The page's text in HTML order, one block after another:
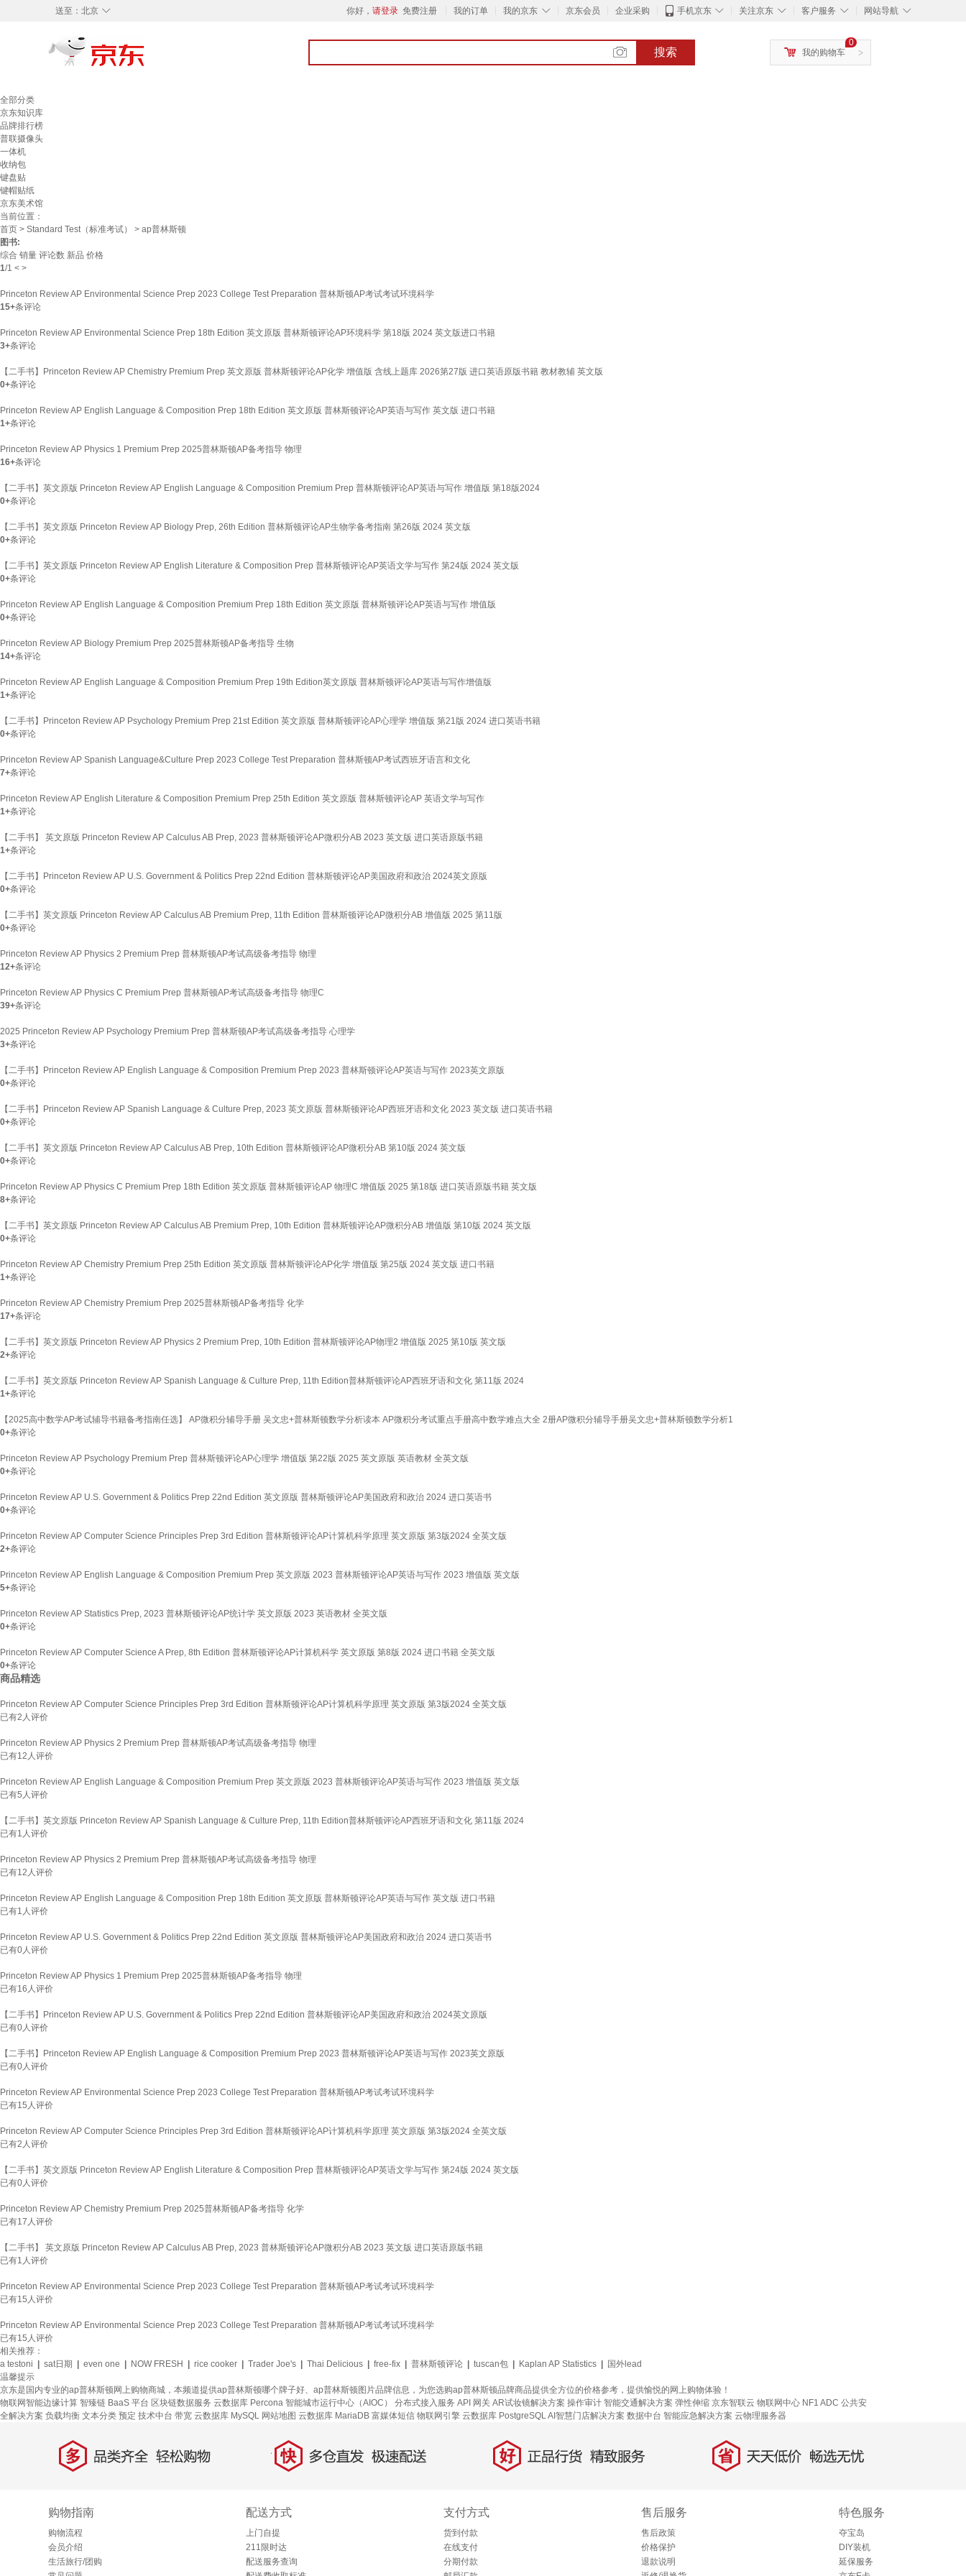
◇
送至： 北京 你好， 请登录 免费注册 我的订单 ◇
我的京东 京东会员 企业采购 ◇
手机京东 ◇
关注京东 ◇
客户服务 ◇
网站导航
搜索 >
0
我的购物车
全部分类
京东知识库
品牌排行榜
普联摄像头
一体机
收纳包
键盘贴
键帽贴纸
京东美术馆
当前位置：
首页 > Standard Test（标准考试）
> ap普林斯顿
图书:
综合 销量 评论数 新品 价格
1/1 < >
Princeton Review AP Environmental Science Prep 2023 College Test Preparation 普林斯顿AP考试考试环境科学
15+条评论
Princeton Review AP Environmental Science Prep 18th Edition 英文原版 普林斯顿评论AP环境科学 第18版 2024 英文版进口书籍
3+条评论
【二手书】Princeton Review AP Chemistry Premium Prep 英文原版 普林斯顿评论AP化学 增值版 含线上题库 2026第27版 进口英语原版书籍 教材教辅 英文版
0+条评论
Princeton Review AP English Language & Composition Prep 18th Edition 英文原版 普林斯顿评论AP英语与写作 英文版 进口书籍
1+条评论
Princeton Review AP Physics 1 Premium Prep 2025普林斯顿AP备考指导 物理
16+条评论
【二手书】英文原版 Princeton Review AP English Language & Composition Premium Prep 普林斯顿评论AP英语与写作 增值版 第18版2024
0+条评论
【二手书】英文原版 Princeton Review AP Biology Prep, 26th Edition 普林斯顿评论AP生物学备考指南 第26版 2024 英文版
0+条评论
【二手书】英文原版 Princeton Review AP English Literature & Composition Prep 普林斯顿评论AP英语文学与写作 第24版 2024 英文版
0+条评论
Princeton Review AP English Language & Composition Premium Prep 18th Edition 英文原版 普林斯顿评论AP英语与写作 增值版
0+条评论
Princeton Review AP Biology Premium Prep 2025普林斯顿AP备考指导 生物
14+条评论
Princeton Review AP English Language & Composition Premium Prep 19th Edition英文原版 普林斯顿评论AP英语与写作增值版
1+条评论
【二手书】Princeton Review AP Psychology Premium Prep 21st Edition 英文原版 普林斯顿评论AP心理学 增值版 第21版 2024 进口英语书籍
0+条评论
Princeton Review AP Spanish Language&Culture Prep 2023 College Test Preparation 普林斯顿AP考试西班牙语言和文化
7+条评论
Princeton Review AP English Literature & Composition Premium Prep 25th Edition 英文原版 普林斯顿评论AP 英语文学与写作
1+条评论
【二手书】 英文原版 Princeton Review AP Calculus AB Prep, 2023 普林斯顿评论AP微积分AB 2023 英文版 进口英语原版书籍
1+条评论
【二手书】Princeton Review AP U.S. Government & Politics Prep 22nd Edition 普林斯顿评论AP美国政府和政治 2024英文原版
0+条评论
【二手书】英文原版 Princeton Review AP Calculus AB Premium Prep, 11th Edition 普林斯顿评论AP微积分AB 增值版 2025 第11版
0+条评论
Princeton Review AP Physics 2 Premium Prep 普林斯顿AP考试高级备考指导 物理
12+条评论
Princeton Review AP Physics C Premium Prep 普林斯顿AP考试高级备考指导 物理C
39+条评论
2025 Princeton Review AP Psychology Premium Prep 普林斯顿AP考试高级备考指导 心理学
3+条评论
【二手书】Princeton Review AP English Language & Composition Premium Prep 2023 普林斯顿评论AP英语与写作 2023英文原版
0+条评论
【二手书】Princeton Review AP Spanish Language & Culture Prep, 2023 英文原版 普林斯顿评论AP西班牙语和文化 2023 英文版 进口英语书籍
0+条评论
【二手书】英文原版 Princeton Review AP Calculus AB Prep, 10th Edition 普林斯顿评论AP微积分AB 第10版 2024 英文版
0+条评论
Princeton Review AP Physics C Premium Prep 18th Edition 英文原版 普林斯顿评论AP 物理C 增值版 2025 第18版 进口英语原版书籍 英文版
8+条评论
【二手书】英文原版 Princeton Review AP Calculus AB Premium Prep, 10th Edition 普林斯顿评论AP微积分AB 增值版 第10版 2024 英文版
0+条评论
Princeton Review AP Chemistry Premium Prep 25th Edition 英文原版 普林斯顿评论AP化学 增值版 第25版 2024 英文版 进口书籍
1+条评论
Princeton Review AP Chemistry Premium Prep 2025普林斯顿AP备考指导 化学
17+条评论
【二手书】英文原版 Princeton Review AP Physics 2 Premium Prep, 10th Edition 普林斯顿评论AP物理2 增值版 2025 第10版 英文版
2+条评论
【二手书】英文原版 Princeton Review AP Spanish Language & Culture Prep, 11th Edition普林斯顿评论AP西班牙语和文化 第11版 2024
1+条评论
【2025高中数学AP考试辅导书籍备考指南任选】 AP微积分辅导手册 吴文忠+普林斯顿数学分析读本 AP微积分考试重点手册高中数学难点大全 2册AP微积分辅导手册吴文忠+普林斯顿数学分析1
0+条评论
Princeton Review AP Psychology Premium Prep 普林斯顿评论AP心理学 增值版 第22版 2025 英文原版 英语教材 全英文版
0+条评论
Princeton Review AP U.S. Government & Politics Prep 22nd Edition 英文原版 普林斯顿评论AP美国政府和政治 2024 进口英语书
0+条评论
Princeton Review AP Computer Science Principles Prep 3rd Edition 普林斯顿评论AP计算机科学原理 英文原版 第3版2024 全英文版
2+条评论
Princeton Review AP English Language & Composition Premium Prep 英文原版 2023 普林斯顿评论AP英语与写作 2023 增值版 英文版
5+条评论
Princeton Review AP Statistics Prep, 2023 普林斯顿评论AP统计学 英文原版 2023 英语教材 全英文版
0+条评论
Princeton Review AP Computer Science A Prep, 8th Edition 普林斯顿评论AP计算机科学 英文原版 第8版 2024 进口书籍 全英文版
0+条评论
商品精选
Princeton Review AP Computer Science Principles Prep 3rd Edition 普林斯顿评论AP计算机科学原理 英文原版 第3版2024 全英文版
已有2 人评价
Princeton Review AP Physics 2 Premium Prep 普林斯顿AP考试高级备考指导 物理
已有12 人评价
Princeton Review AP English Language & Composition Premium Prep 英文原版 2023 普林斯顿评论AP英语与写作 2023 增值版 英文版
已有5 人评价
【二手书】英文原版 Princeton Review AP Spanish Language & Culture Prep, 11th Edition普林斯顿评论AP西班牙语和文化 第11版 2024
已有1 人评价
Princeton Review AP Physics 2 Premium Prep 普林斯顿AP考试高级备考指导 物理
已有12 人评价
Princeton Review AP English Language & Composition Prep 18th Edition 英文原版 普林斯顿评论AP英语与写作 英文版 进口书籍
已有1 人评价
Princeton Review AP U.S. Government & Politics Prep 22nd Edition 英文原版 普林斯顿评论AP美国政府和政治 2024 进口英语书
已有0人评价
Princeton Review AP Physics 1 Premium Prep 2025普林斯顿AP备考指导 物理
已有16 人评价
【二手书】Princeton Review AP U.S. Government & Politics Prep 22nd Edition 普林斯顿评论AP美国政府和政治 2024英文原版
已有0人评价
【二手书】Princeton Review AP English Language & Composition Premium Prep 2023 普林斯顿评论AP英语与写作 2023英文原版
已有0人评价
Princeton Review AP Environmental Science Prep 2023 College Test Preparation 普林斯顿AP考试考试环境科学
已有15 人评价
Princeton Review AP Computer Science Principles Prep 3rd Edition 普林斯顿评论AP计算机科学原理 英文原版 第3版2024 全英文版
已有2 人评价
【二手书】英文原版 Princeton Review AP English Literature & Composition Prep 普林斯顿评论AP英语文学与写作 第24版 2024 英文版
已有0人评价
Princeton Review AP Chemistry Premium Prep 2025普林斯顿AP备考指导 化学
已有17 人评价
【二手书】 英文原版 Princeton Review AP Calculus AB Prep, 2023 普林斯顿评论AP微积分AB 2023 英文版 进口英语原版书籍
已有1 人评价
Princeton Review AP Environmental Science Prep 2023 College Test Preparation 普林斯顿AP考试考试环境科学
已有15 人评价
Princeton Review AP Environmental Science Prep 2023 College Test Preparation 普林斯顿AP考试考试环境科学
已有15 人评价
相关推荐：
a testoni
sat日期 even one NOW FRESH rice cooker Trader Joe's Thai Delicious free-fix 普林斯顿评论 tuscan包 Kaplan AP Statistics
国外lead
温馨提示
京东是国内专业的ap普林斯顿网上购物商城，本频道提供ap普林斯顿哪个牌子好、ap普林斯顿图片品牌信息，为您选购ap普林斯顿品牌商品提供全方位的价格参考，提供愉悦的网上购物体验！
物联网智能边缘计算 智臻链 BaaS 平台 区块链数据服务 云数据库 Percona 智能城市运行中心（AIOC） 分布式接入服务 API 网关 AR试妆镜解决方案 操作审计 智能交通解决方案 弹性伸缩 京东智联云 物联网中心 NF1 ADC 公共安
全解决方案 负载均衡 文本分类 预定 技术中台 带宽 云数据库 MySQL 网站地图 云数据库 MariaDB 富媒体短信 物联网引擎 云数据库 PostgreSQLAI智慧门店解决方案 数据中台 智能应急解决方案 云物理服务器
多 品类齐全，轻松购物 快 多仓直发，极速配送 好 正品行货，精致服务 省 天天低价，畅选无忧
购物指南
购物流程
会员介绍
生活旅行/团购
配送方式
上门自提
211限时达
配送服务查询
支付方式
货到付款
在线支付
分期付款
售后服务
售后政策
价格保护
退款说明
特色服务
夺宝岛
DIY装机
延保服务